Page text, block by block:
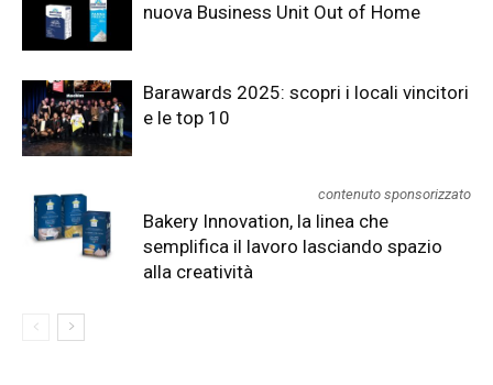
nuova Business Unit Out of Home
Barawards 2025: scopri i locali vincitori
e le top 10
contenuto sponsorizzato
Bakery Innovation, la linea che
semplifica il lavoro lasciando spazio
alla creatività